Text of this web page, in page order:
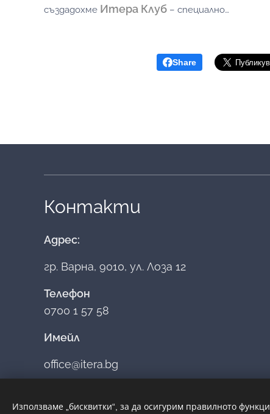
създадохме Итера Клуб – специално
Share
Контакти
Адрес:
гр. Варна, 9010, ул. Лоза 12
Телефон
0700 1 57 58
Имейл
office@itera.bg
Използваме „бисквитки“, за да осигурим правилното